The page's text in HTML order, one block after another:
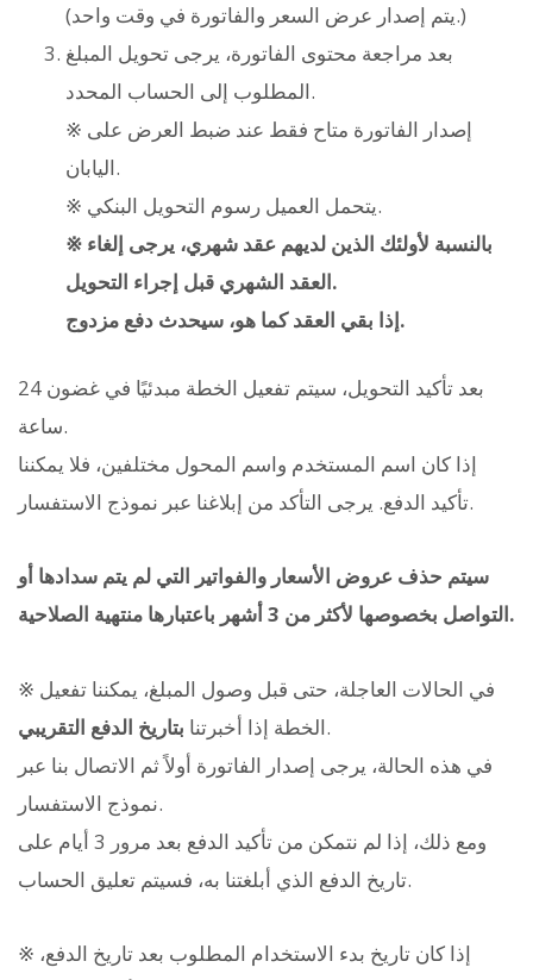
(يتم إصدار عرض السعر والفاتورة في وقت واحد.)
بعد مراجعة محتوى الفاتورة، يرجى تحويل المبلغ
المطلوب إلى الحساب المحدد.
※ إصدار الفاتورة متاح فقط عند ضبط العرض على
اليابان.
※ يتحمل العميل رسوم التحويل البنكي.
※ بالنسبة لأولئك الذين لديهم عقد شهري، يرجى إلغاء
العقد الشهري قبل إجراء التحويل.
إذا بقي العقد كما هو، سيحدث دفع مزدوج.
بعد تأكيد التحويل، سيتم تفعيل الخطة مبدئيًا في غضون 24
ساعة.
إذا كان اسم المستخدم واسم المحول مختلفين، فلا يمكننا
تأكيد الدفع. يرجى التأكد من إبلاغنا عبر نموذج الاستفسار.
سيتم حذف عروض الأسعار والفواتير التي لم يتم سدادها أو
التواصل بخصوصها لأكثر من 3 أشهر باعتبارها منتهية الصلاحية.
※ في الحالات العاجلة، حتى قبل وصول المبلغ، يمكننا تفعيل
الخطة إذا أخبرتنا بتاريخ الدفع التقريبي
.
في هذه الحالة، يرجى إصدار الفاتورة أولاً ثم الاتصال بنا عبر
نموذج الاستفسار.
ومع ذلك، إذا لم نتمكن من تأكيد الدفع بعد مرور 3 أيام على
تاريخ الدفع الذي أبلغتنا به، فسيتم تعليق الحساب.
※ إذا كان تاريخ بدء الاستخدام المطلوب بعد تاريخ الدفع،